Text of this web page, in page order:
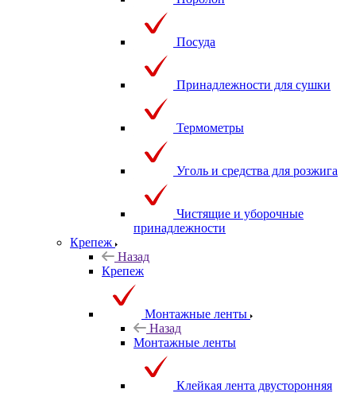
Посуда
Принадлежности для сушки
Термометры
Уголь и средства для розжига
Чистящие и уборочные
принадлежности
Крепеж
Назад
Крепеж
Монтажные ленты
Назад
Монтажные ленты
Клейкая лента двусторонняя